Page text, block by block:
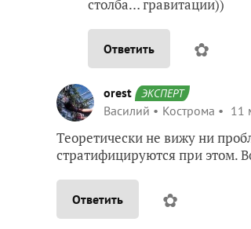
столба… гравитации))
Ответить ✿
orest ЭКСПЕРТ
Василий Кострома 11
Теоретически не вижу ни
стратифицируются при этом.
Ответить ✿